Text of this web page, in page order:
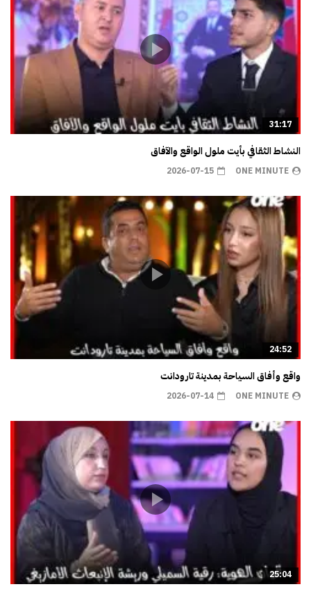
31:17
النشاط الثقافي بأيت ملول الواقع والآفاق
ONE MINUTE
2026-07-15
24:52
واقع وأفاق السياحة بمدينة تارودانت
ONE MINUTE
2026-07-14
25:04